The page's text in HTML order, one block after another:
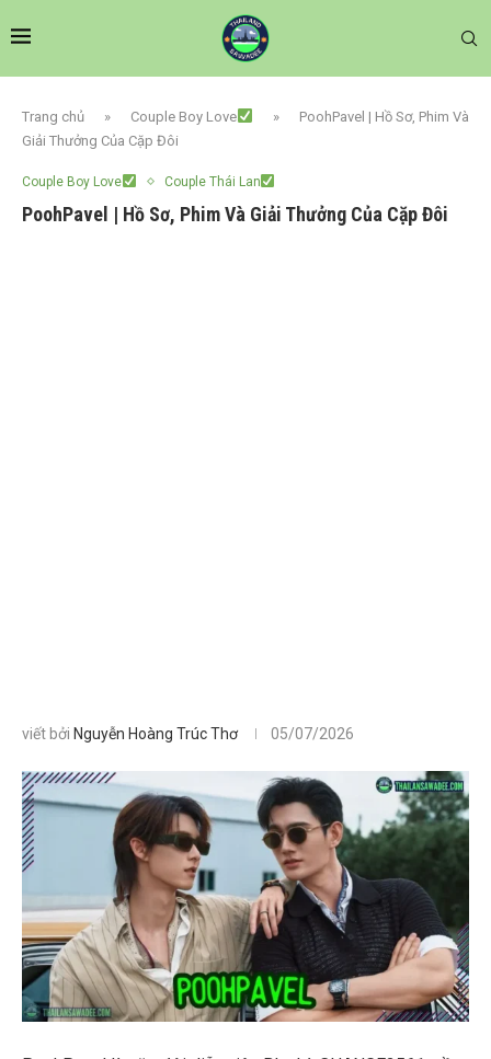
Trang chủ » Couple Boy Love »
PoohPavel | Hồ Sơ, Phim Và
Giải Thưởng Của Cặp Đôi
Couple Boy Love Couple Thái Lan
PoohPavel | Hồ Sơ, Phim Và Giải Thưởng Của Cặp Đôi
viết bởi Nguyễn Hoàng Trúc Thơ 05/07/2026